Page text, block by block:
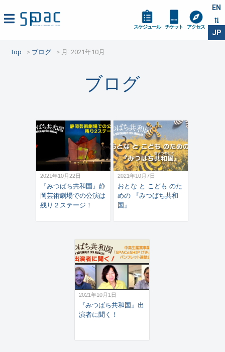
EN
JP
スケジュール チケット アクセス
top ブログ 月: 2021年10月
ブログ
2021年10月22日
『みつばち共和国』静
岡芸術劇場での公演は
残り２ステージ！
2021年10月7日
おとな と こども のた
めの 『みつばち共和
国』
2021年10月1日
『みつばち共和国』出
演者に聞く！